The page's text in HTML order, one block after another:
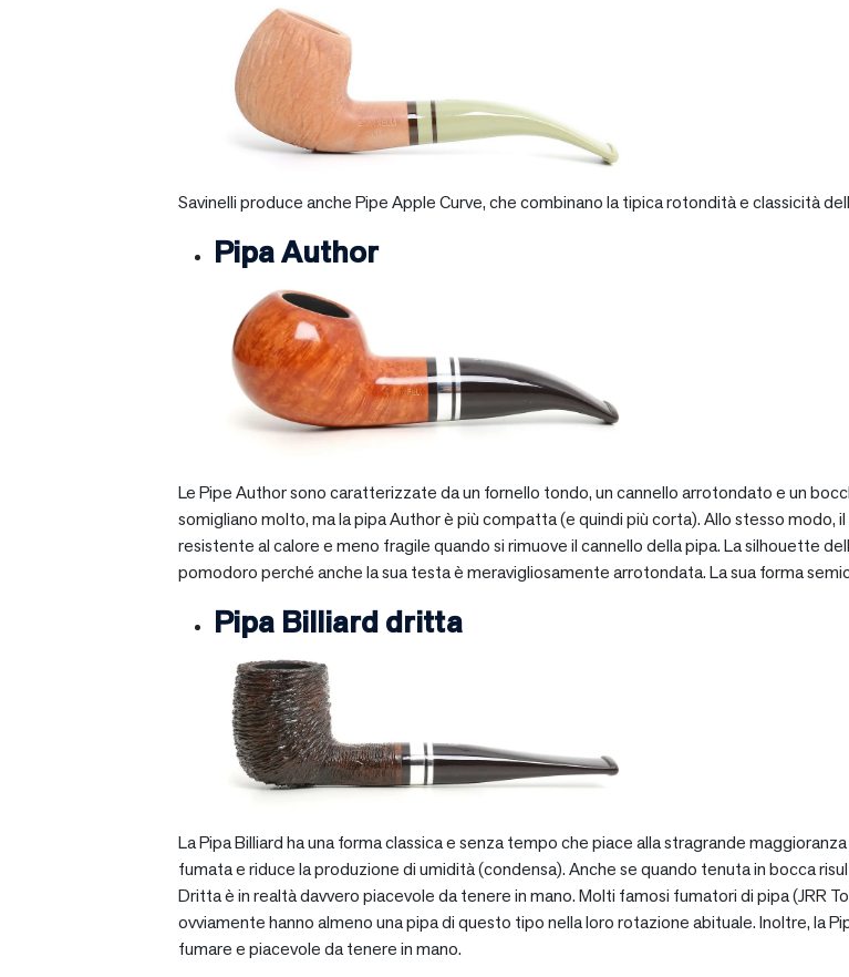
Savinelli produce anche Pipe Apple Curve, che combinano la tipica rotondità e classicità
Pipa Author
Le Pipe Author sono caratterizzate da un fornello tondo, un cannello arrotondato e un
somigliano molto, ma la pipa Author è più compatta (e quindi più corta). Allo stesso modo,
resistente al calore e meno fragile quando si rimuove il cannello della pipa. La silhouette
pomodoro perché anche la sua testa è meravigliosamente arrotondata. La sua forma
Pipa Billiard dritta
La Pipa Billiard ha una forma classica e senza tempo che piace alla stragrande
fumata e riduce la produzione di umidità (condensa). Anche se quando tenuta in bocca
Dritta è in realtà davvero piacevole da tenere in mano. Molti famosi fumatori di pipa (JRR
ovviamente hanno almeno una pipa di questo tipo nella loro rotazione abituale. Inoltre, la
fumare e piacevole da tenere in mano.